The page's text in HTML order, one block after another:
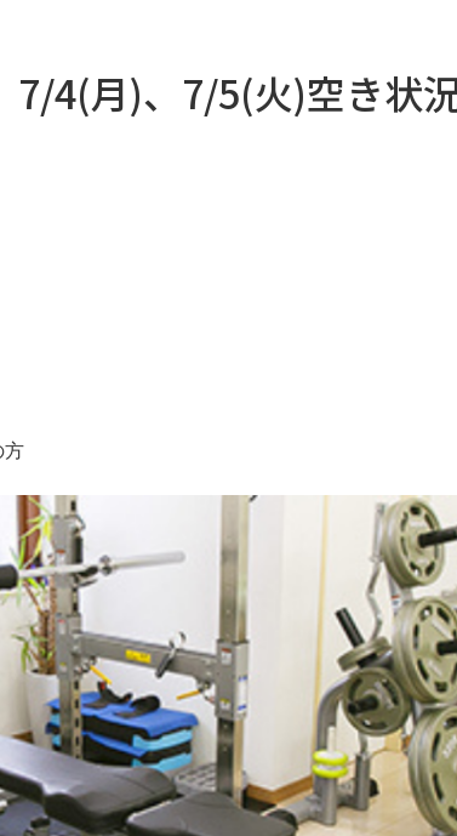
7/4(月)、7/5(火)空き状
方